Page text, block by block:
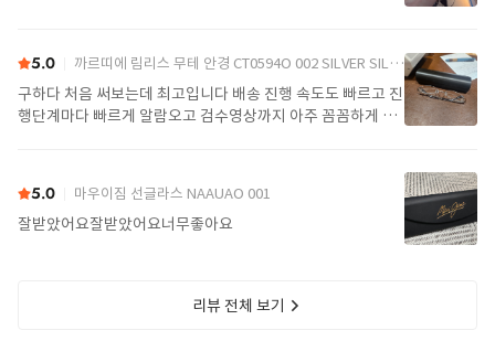
5.0 까르띠에 림리스 무테 안경 CT0594O 002 SILVER SILVER TRANSPARENT
구하다 처음 써보는데 최고입니다 배송 진행 속도도 빠르고 진
행단계마다 빠르게 알람오고 검수영상까지 아주 꼼꼼하게 찍
5.0 마우이짐 선글라스 NAAUAO 001
잘받았어요잘받았어요너무좋아요
리뷰 전체 보기